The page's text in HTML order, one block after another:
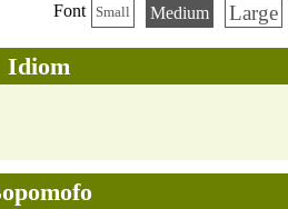
Font Small Medium Large
Idiom